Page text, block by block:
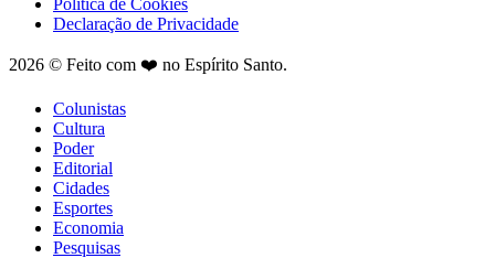
Declaração de Privacidade
2026 © Feito com ❤️ no Espírito Santo.
Colunistas
Cultura
Poder
Editorial
Cidades
Esportes
Economia
Pesquisas